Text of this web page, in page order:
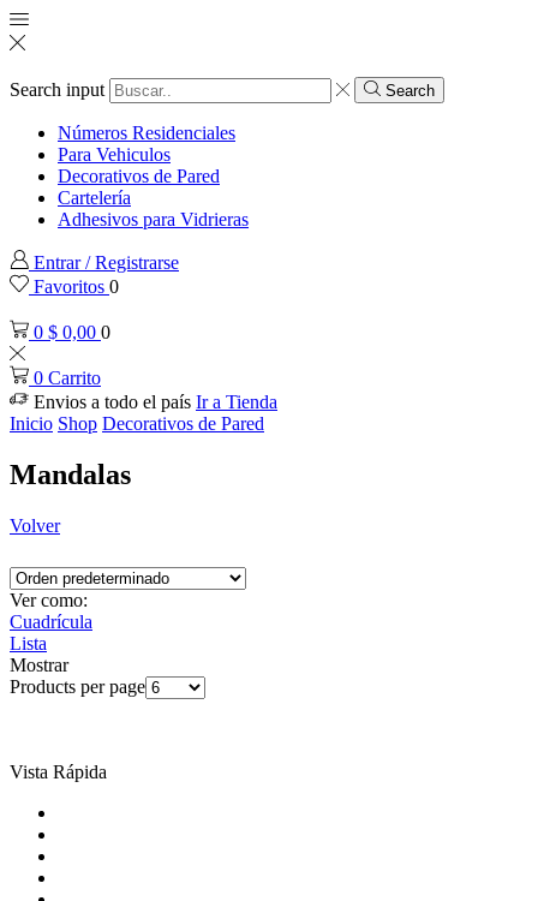
Search input Search
Números Residenciales
Para Vehiculos
Decorativos de Pared
Cartelería
Adhesivos para Vidrieras
Entrar / Registrarse
Favoritos 0
0 $ 0,00 0
0 Carrito
Envios a todo el país Ir a Tienda
Inicio Shop Decorativos de Pared
Mandalas
Volver
Ver como:
Cuadrícula
Lista
Mostrar
Products per page
Vista Rápida